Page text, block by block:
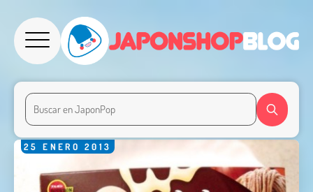
25 ENERO 2013